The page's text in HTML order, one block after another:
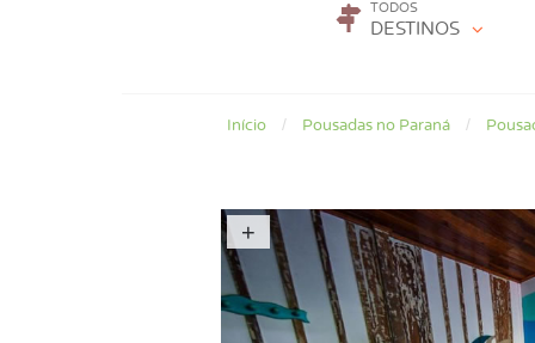
TODOS
DESTINOS
Início Pousadas no Paraná